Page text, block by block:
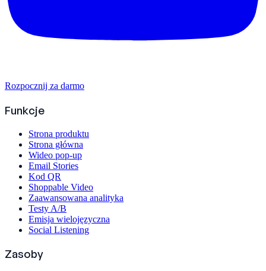
Rozpocznij za darmo
Funkcje
Strona produktu
Strona główna
Wideo pop-up
Email Stories
Kod QR
Shoppable Video
Zaawansowana analityka
Testy A/B
Emisja wielojęzyczna
Social Listening
Zasoby